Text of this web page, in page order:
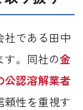
社である田中
す。同社の金
公認溶解業者
頼性を重視す